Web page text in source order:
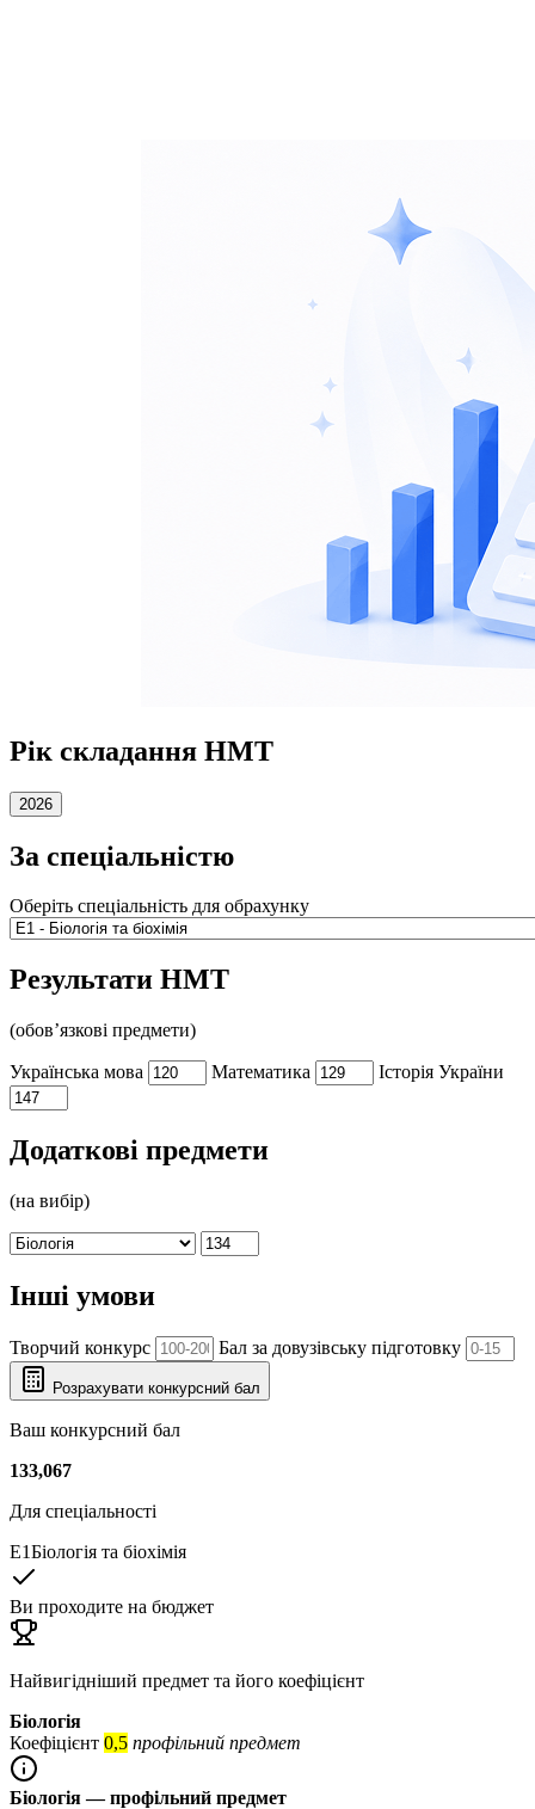
Рік складання НМТ
2026
За спеціальністю
Оберіть спеціальність для обрахунку
Результати НМТ
(обов’язкові предмети)
Українська мова Математика Історія України
Додаткові предмети
(на вибір)
Предмет на вибір
Бал з предмета на вибір
Інші умови
Творчий конкурс Бал за довузівську підготовку
Розрахувати конкурсний бал
Ваш конкурсний бал
133,067
Для спеціальності
E1Біологія та біохімія
Ви проходите на бюджет
Найвигідніший предмет та його коефіцієнт
Біологія
Коефіцієнт 0,5 профільний предмет
Біологія — профільний предмет